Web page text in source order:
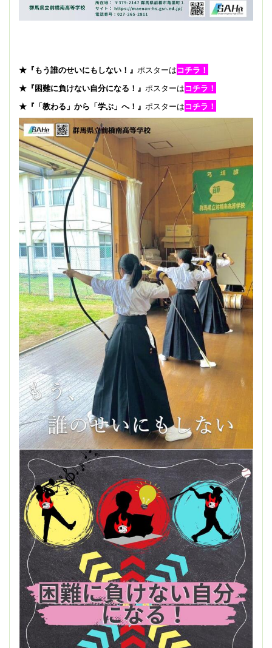
★『もう誰のせいにもしない！』 ポスターはコチラ！
★『困難に負けない自分になる！』 ポスターはコチラ！
★『「教わる」から「学ぶ」へ！』 ポスターはコチラ！